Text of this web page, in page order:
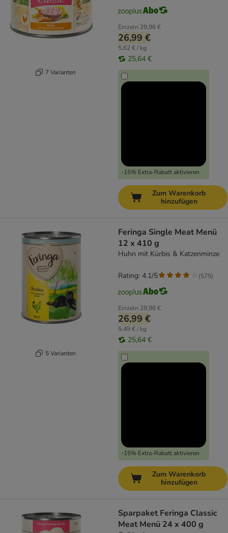
7 Varianten
Einzeln 29,96 €
26,99 €
5,62 € / kg
25,64 €
-15% Extra-Rabatt aktivieren
Zum Warenkorb
hinzufügen
5 Varianten
Feringa Single Meat Menü
12 x 410 g
Huhn mit Kürbis & Katzenminze
Einzeln 29,98 €
26,99 €
5,49 € / kg
25,64 €
-15% Extra-Rabatt aktivieren
Rating: 4.1/5 (575)
Zum Warenkorb
hinzufügen
Sparpaket Feringa Classic
Meat Menü 24 x 400 g